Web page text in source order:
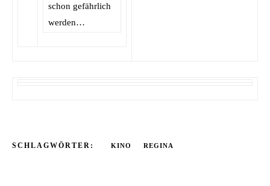
schon gefährlich
werden…
SCHLAGWÖRTER: KINO REGINA